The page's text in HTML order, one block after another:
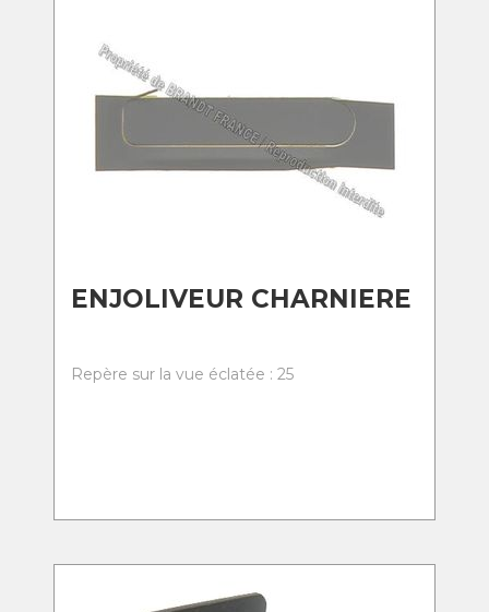
ENJOLIVEUR CHARNIERE
Repère sur la vue éclatée : 25